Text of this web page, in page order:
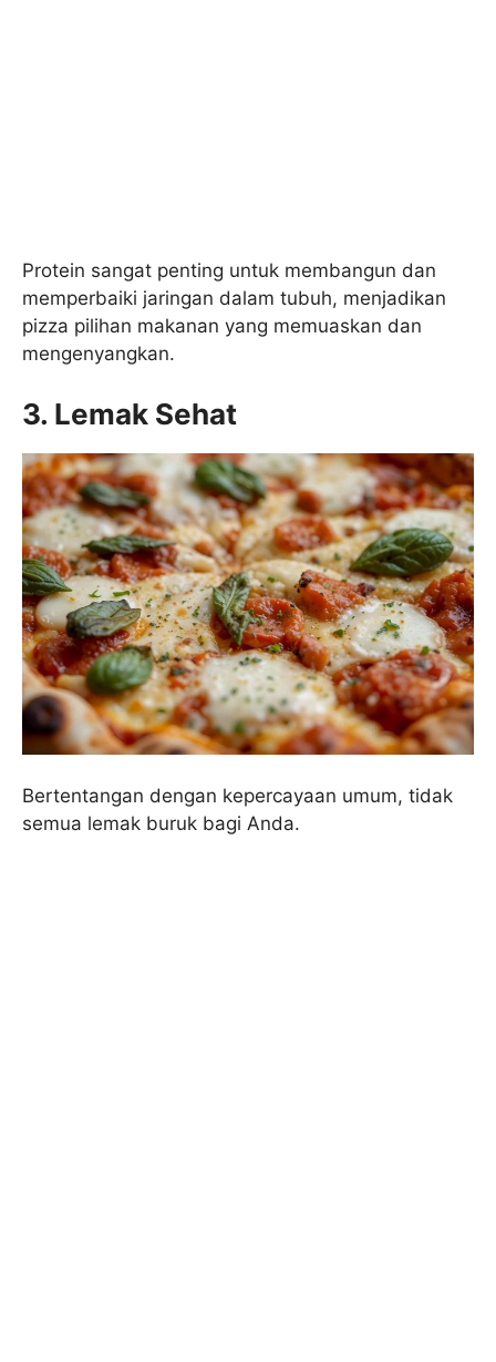
Protein sangat penting untuk membangun dan
memperbaiki jaringan dalam tubuh, menjadikan
pizza pilihan makanan yang memuaskan dan
mengenyangkan.
3. Lemak Sehat
Bertentangan dengan kepercayaan umum, tidak
semua lemak buruk bagi Anda.